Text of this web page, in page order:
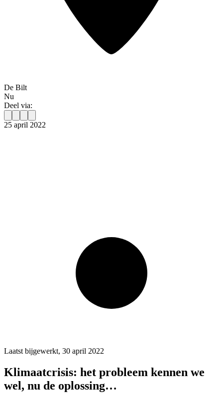
De Bilt
Nu
Deel via:
25 april 2022
Laatst bijgewerkt, 30 april 2022
Klimaatcrisis: het probleem kennen we
wel, nu de oplossing…